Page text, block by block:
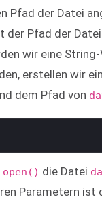
Pfad der Datei
der Pfad der
wir eine
erstellen wir
dem Pfad von
open() die Datei
Parametern